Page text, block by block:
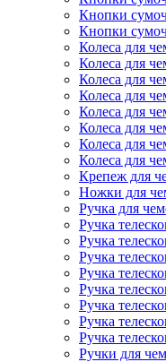
Кнопки
Кнопки
Колеса для
Колеса для
Колеса для
Колеса для
Колеса для
Колеса для
Колеса для
Колеса для
Крепеж для
Ножки для
Ручка для
Ручка
Ручка
Ручка
Ручка
Ручка
Ручка
Ручка
Ручка
Ручки для